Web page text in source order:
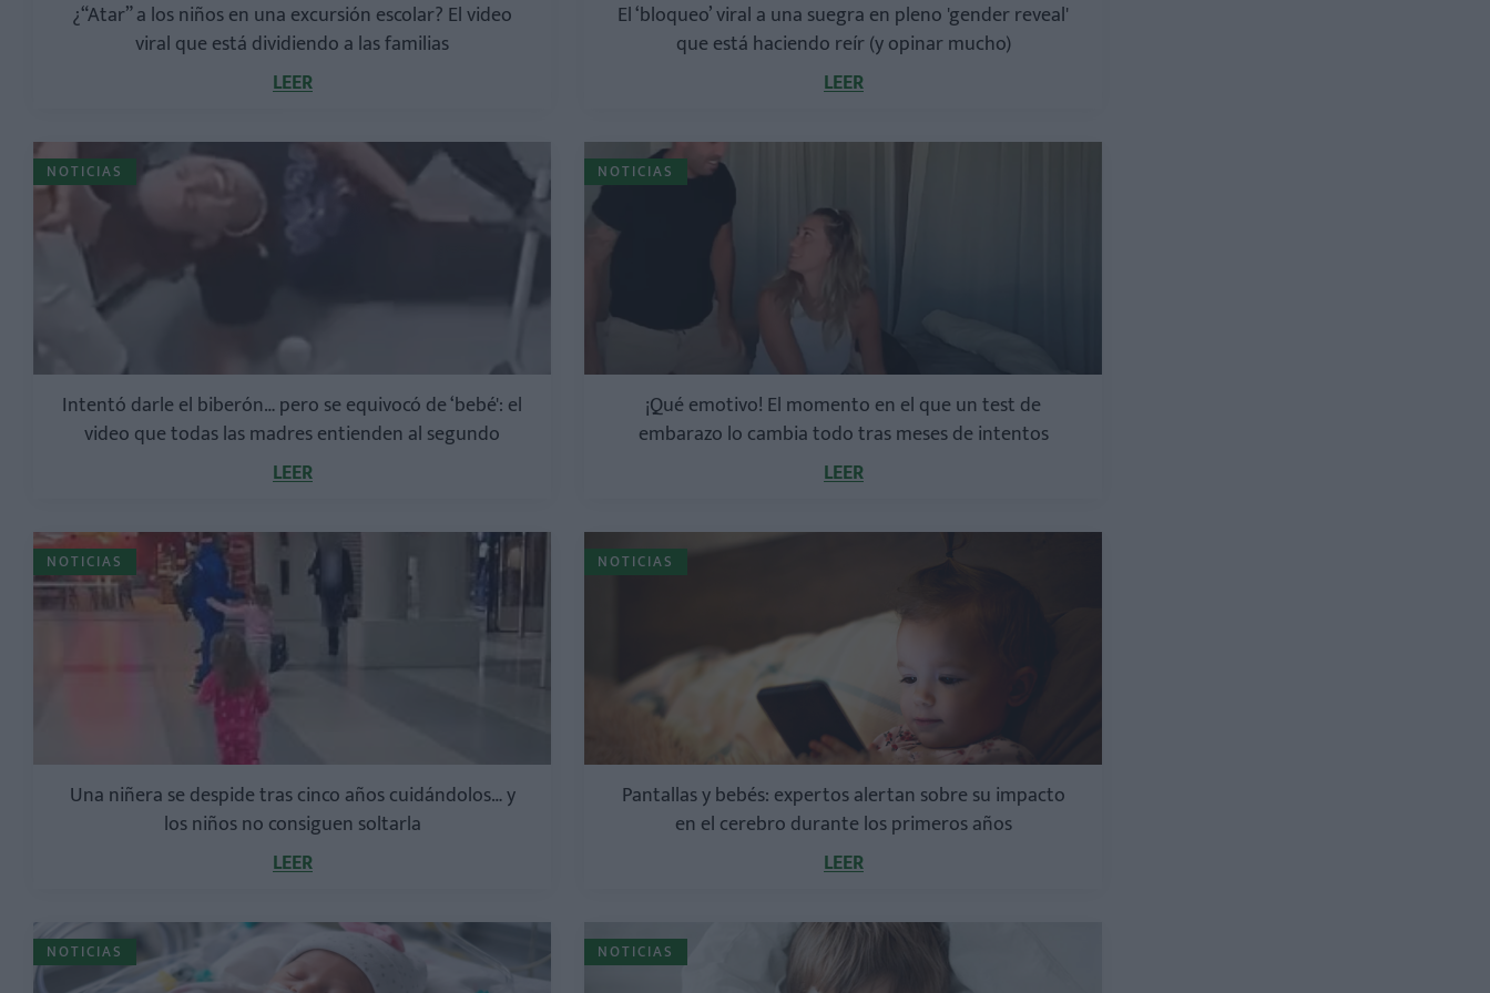
¿“Atar” a los niños en una excursión escolar? El video
viral que está dividiendo a las familias
LEER
El ‘bloqueo’ viral a una suegra en pleno 'gender reveal'
que está haciendo reír (y opinar mucho)
LEER
NOTICIAS
Intentó darle el biberón… pero se equivocó de ‘bebé': el
video que todas las madres entienden al segundo
LEER
NOTICIAS
¡Qué emotivo! El momento en el que un test de
embarazo lo cambia todo tras meses de intentos
LEER
NOTICIAS
Una niñera se despide tras cinco años cuidándolos… y
los niños no consiguen soltarla
LEER
NOTICIAS
Pantallas y bebés: expertos alertan sobre su impacto
en el cerebro durante los primeros años
LEER
NOTICIAS NOTICIAS